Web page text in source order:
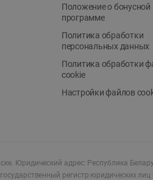
Положение о бонусной
программе
Политика обработки
персональных данных
Политика обработки
cookie
Настройки файлов
Юридический адрес: Республика
регистр юридических